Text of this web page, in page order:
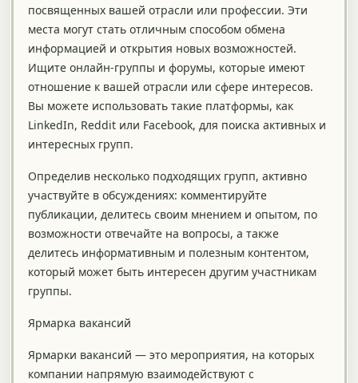
посвященных вашей отрасли или профессии. Эти
места могут стать отличным способом обмена
информацией и открытия новых возможностей.
Ищите онлайн-группы и форумы, которые имеют
отношение к вашей отрасли или сфере интересов.
Вы можете использовать такие платформы, как
LinkedIn, Reddit или Facebook, для поиска активных и
интересных групп.
Определив несколько подходящих групп, активно
участвуйте в обсуждениях: комментируйте
публикации, делитесь своим мнением и опытом, по
возможности отвечайте на вопросы, а также
делитесь информативным и полезным контентом,
который может быть интересен другим участникам
группы.
Ярмарка вакансий
Ярмарки вакансий — это мероприятия, на которых
компании напрямую взаимодействуют с